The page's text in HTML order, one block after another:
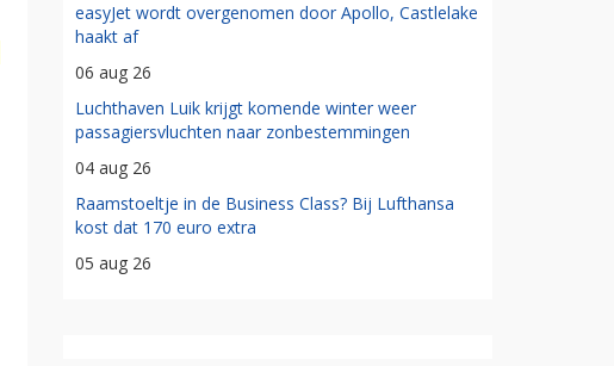
easyJet wordt overgenomen door Apollo, Castlelake
haakt af
06 aug 26
Luchthaven Luik krijgt komende winter weer
passagiersvluchten naar zonbestemmingen
04 aug 26
Raamstoeltje in de Business Class? Bij Lufthansa
kost dat 170 euro extra
05 aug 26